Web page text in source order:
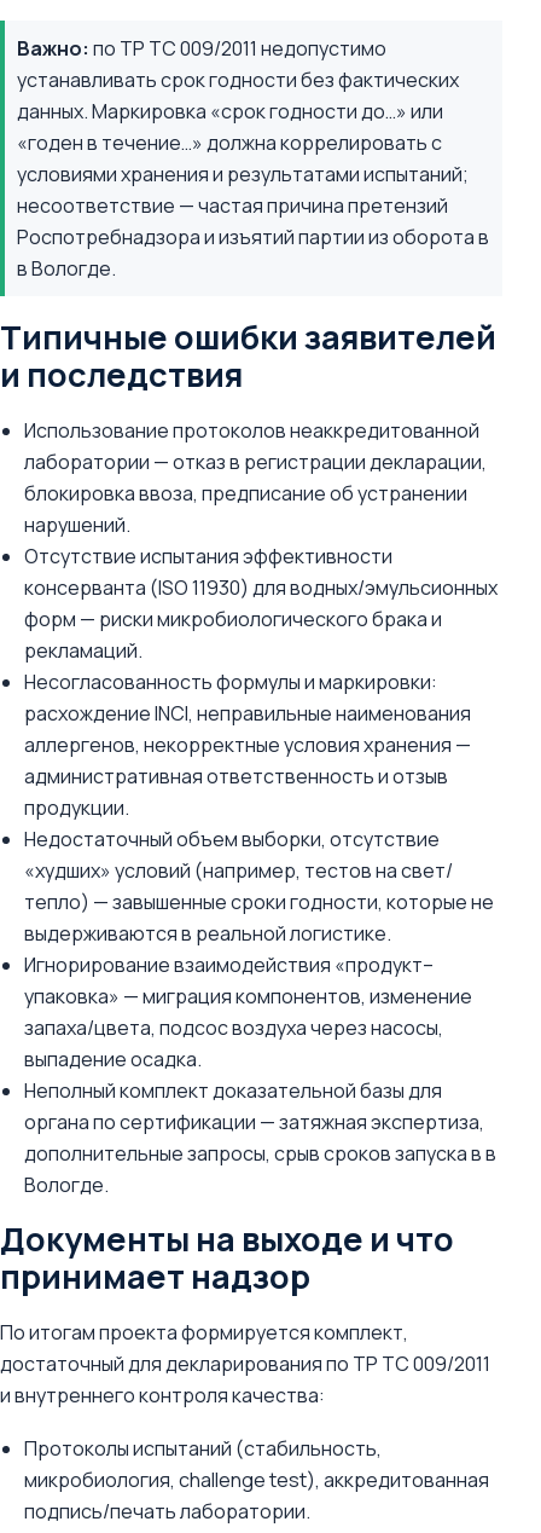
Важно: по ТР ТС 009/2011 недопустимо
устанавливать срок годности без фактических
данных. Маркировка «срок годности до…» или
«годен в течение…» должна коррелировать с
условиями хранения и результатами испытаний;
несоответствие — частая причина претензий
Роспотребнадзора и изъятий партии из оборота в
в Вологде.
Типичные ошибки заявителей
и последствия
Использование протоколов неаккредитованной
лаборатории — отказ в регистрации декларации,
блокировка ввоза, предписание об устранении
нарушений.
Отсутствие испытания эффективности
консерванта (ISO 11930) для водных/эмульсионных
форм — риски микробиологического брака и
рекламаций.
Несогласованность формулы и маркировки:
расхождение INCI, неправильные наименования
аллергенов, некорректные условия хранения —
административная ответственность и отзыв
продукции.
Недостаточный объем выборки, отсутствие
«худших» условий (например, тестов на свет/
тепло) — завышенные сроки годности, которые не
выдерживаются в реальной логистике.
Игнорирование взаимодействия «продукт–
упаковка» — миграция компонентов, изменение
запаха/цвета, подсос воздуха через насосы,
выпадение осадка.
Неполный комплект доказательной базы для
органа по сертификации — затяжная экспертиза,
дополнительные запросы, срыв сроков запуска в в
Вологде.
Документы на выходе и что
принимает надзор
По итогам проекта формируется комплект,
достаточный для декларирования по ТР ТС 009/2011
и внутреннего контроля качества:
Протоколы испытаний (стабильность,
микробиология, challenge test), аккредитованная
подпись/печать лаборатории.